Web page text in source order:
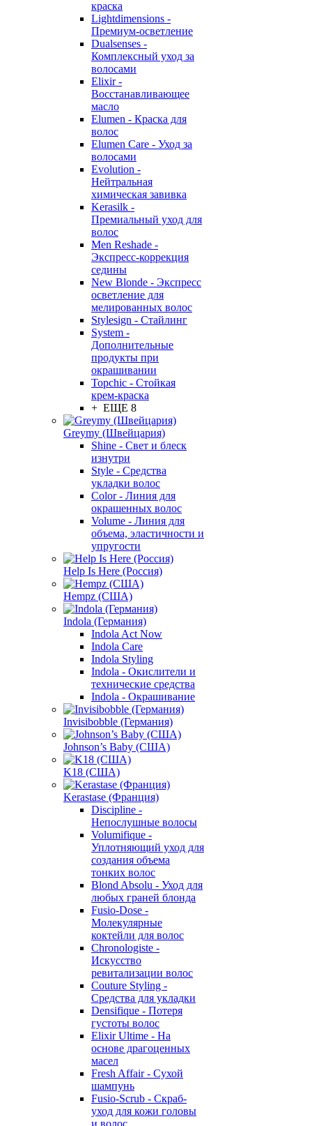
краска
Lightdimensions -
Премиум-осветление
Dualsenses -
Комплексный уход за
волосами
Elixir -
Восстанавливающее
масло
Elumen - Краска для
волос
Elumen Care - Уход за
волосами
Evolution -
Нейтральная
химическая завивка
Kerasilk -
Премиальный уход для
волос
Men Reshade -
Экспресс-коррекция
седины
New Blonde - Экспресс
осветление для
мелированных волос
Stylesign - Стайлинг
System -
Дополнительные
продукты при
окрашивании
Topchic - Стойкая
крем-краска
+ ЕЩЕ 8
Greymy (Швейцария)
Shine - Свет и блеск
изнутри
Style - Средства
укладки волос
Color - Линия для
окрашенных волос
Volume - Линия для
объема, эластичности и
упругости
Help Is Here (Россия)
Hempz (США)
Indola (Германия)
Indola Act Now
Indola Care
Indola Styling
Indola - Окислители и
технические средства
Indola - Окрашивание
Invisibobble (Германия)
Johnson’s Baby (США)
K18 (США)
Kerastase (Франция)
Discipline -
Непослушные волосы
Volumifique -
Уплотняющий уход для
создания объема
тонких волос
Blond Absolu - Уход для
любых граней блонда
Fusio-Dose -
Молекулярные
коктейли для волос
Chronologiste -
Искусство
ревитализации волос
Couture Styling -
Средства для укладки
Densifique - Потеря
густоты волос
Elixir Ultime - На
основе драгоценных
масел
Fresh Affair - Сухой
шампунь
Fusio-Scrub - Скраб-
уход для кожи головы
и волос